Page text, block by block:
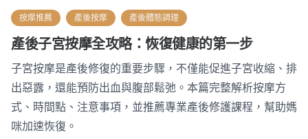
按摩推薦 產後按摩 產後體態調理
​產後子宮按摩全攻略：恢復健康的第一步
​子宮按摩是產後修復的重要步驟，不僅能促進子宮收縮、排
出惡露，還能預防出血與腹部鬆弛。本篇完整解析按摩方
式、時間點、注意事項，並推薦專業產後修護課程，幫助媽
咪加速恢復。